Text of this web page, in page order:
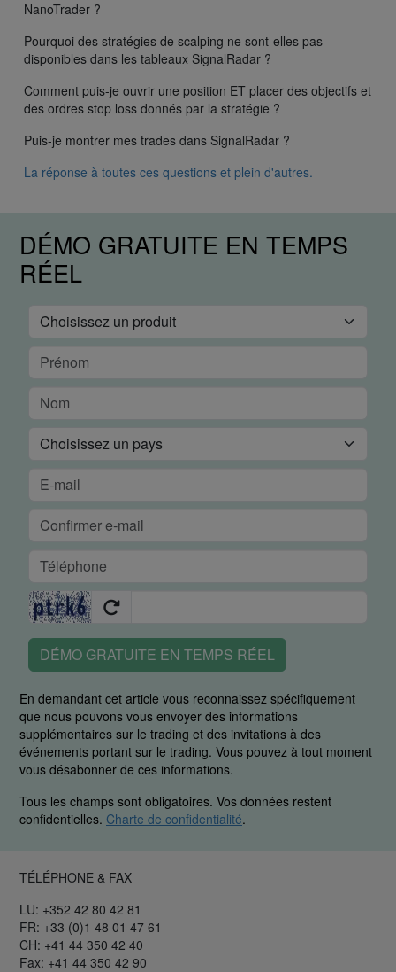
NanoTrader ?
Pourquoi des stratégies de scalping ne sont-elles pas
disponibles dans les tableaux SignalRadar ?
Comment puis-je ouvrir une position ET placer des objectifs et
des ordres stop loss donnés par la stratégie ?
Puis-je montrer mes trades dans SignalRadar ?
La réponse à toutes ces questions et plein d'autres.
DÉMO GRATUITE EN TEMPS
RÉEL
DÉMO GRATUITE EN TEMPS RÉEL
En demandant cet article vous reconnaissez spécifiquement
que nous pouvons vous envoyer des informations
supplémentaires sur le trading et des invitations à des
événements portant sur le trading. Vous pouvez à tout moment
vous désabonner de ces informations.
Tous les champs sont obligatoires. Vos données restent
confidentielles. Charte de confidentialité.
TÉLÉPHONE & FAX
LU: +352 42 80 42 81
FR: +33 (0)1 48 01 47 61
CH: +41 44 350 42 40
Fax: +41 44 350 42 90